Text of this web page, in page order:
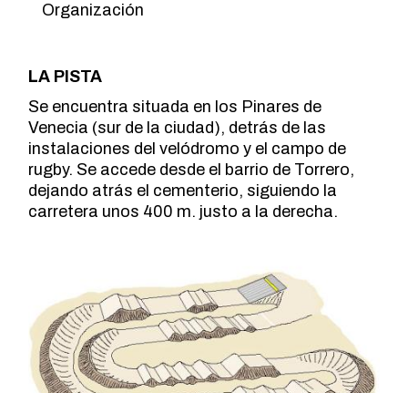
Organización
LA PISTA
Se encuentra situada en los Pinares de
Venecia (sur de la ciudad), detrás de las
instalaciones del velódromo y el campo de
rugby. Se accede desde el barrio de Torrero,
dejando atrás el cementerio, siguiendo la
carretera unos 400 m. justo a la derecha.